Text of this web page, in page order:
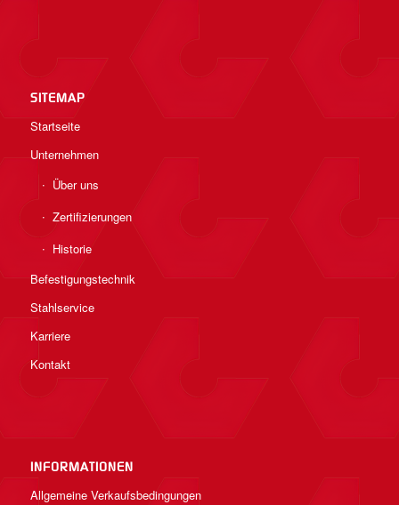
SITEMAP
Startseite
Unternehmen
Über uns
Zertifizierungen
Historie
Befestigungstechnik
Stahlservice
Karriere
Kontakt
INFORMATIONEN
Allgemeine Verkaufsbedingungen